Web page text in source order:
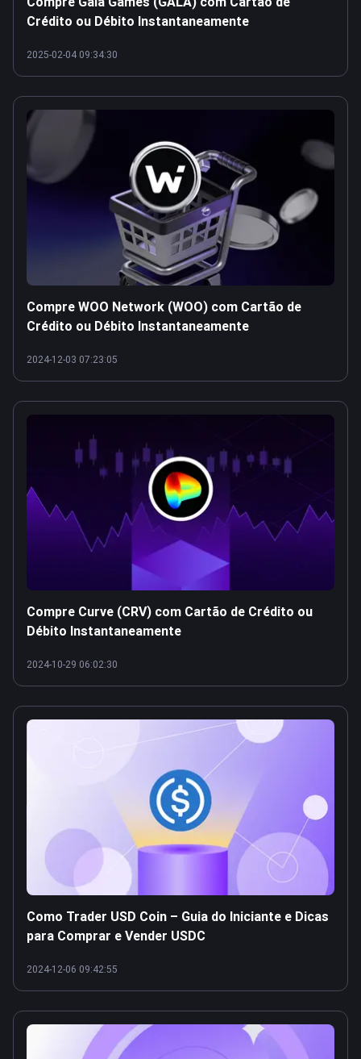
Crédito ou Débito Instantaneamente
2025-02-04 09:34:30
Compre WOO Network (WOO) com Cartão de
Crédito ou Débito Instantaneamente
2024-12-03 07:23:05
Compre Curve (CRV) com Cartão de Crédito ou
Débito Instantaneamente
2024-10-29 06:02:30
Como Trader USD Coin – Guia do Iniciante e Dicas
para Comprar e Vender USDC
2024-12-06 09:42:55